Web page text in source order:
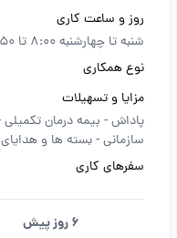
روز و ساعت کاری
شنبه تا چهارشنبه 8:00 تا 16:50 (همراه با یک ساعت شناوری)
نوع همکاری
مزایا و تسهیلات
پاداش - بیمه درمان تکمیلی
سازمانی -بسته ها و
سفرهای کاری
6 روز پیش